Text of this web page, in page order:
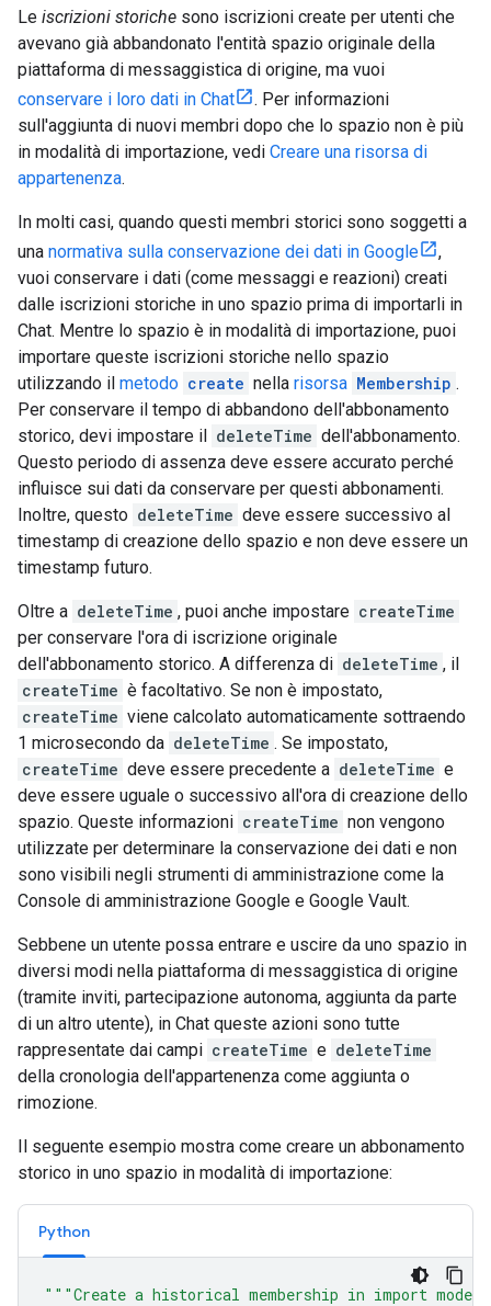
Le iscrizioni storiche sono iscrizioni create per utenti che
avevano già abbandonato l'entità spazio originale della
piattaforma di messaggistica di origine, ma vuoi
conservare i loro dati in Chat
. Per informazioni
sull'aggiunta di nuovi membri dopo che lo spazio non è più
in modalità di importazione, vedi Creare una risorsa di
appartenenza.
In molti casi, quando questi membri storici sono soggetti a
una normativa sulla conservazione dei dati in Google
,
vuoi conservare i dati (come messaggi e reazioni) creati
dalle iscrizioni storiche in uno spazio prima di importarli in
Chat. Mentre lo spazio è in modalità di importazione, puoi
importare queste iscrizioni storiche nello spazio
utilizzando il metodo create nella risorsa Membership .
Per conservare il tempo di abbandono dell'abbonamento
storico, devi impostare il deleteTime dell'abbonamento.
Questo periodo di assenza deve essere accurato perché
influisce sui dati da conservare per questi abbonamenti.
Inoltre, questo deleteTime deve essere successivo al
timestamp di creazione dello spazio e non deve essere un
timestamp futuro.
Oltre a deleteTime , puoi anche impostare createTime
per conservare l'ora di iscrizione originale
dell'abbonamento storico. A differenza di deleteTime , il
createTime è facoltativo. Se non è impostato,
createTime viene calcolato automaticamente sottraendo
1 microsecondo da deleteTime . Se impostato,
createTime deve essere precedente a deleteTime e
deve essere uguale o successivo all'ora di creazione dello
spazio. Queste informazioni createTime non vengono
utilizzate per determinare la conservazione dei dati e non
sono visibili negli strumenti di amministrazione come la
Console di amministrazione Google e Google Vault.
Sebbene un utente possa entrare e uscire da uno spazio in
diversi modi nella piattaforma di messaggistica di origine
(tramite inviti, partecipazione autonoma, aggiunta da parte
di un altro utente), in Chat queste azioni sono tutte
rappresentate dai campi createTime e deleteTime
della cronologia dell'appartenenza come aggiunta o
rimozione.
Il seguente esempio mostra come creare un abbonamento
storico in uno spazio in modalità di importazione:
Python
"""Create a historical membership in import mode